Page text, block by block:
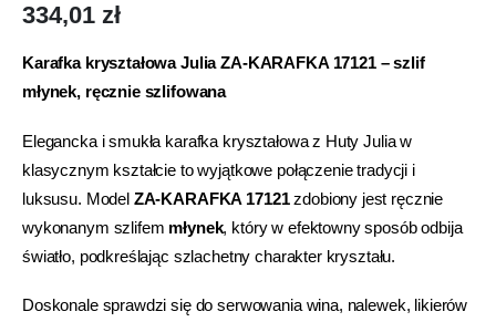
334,01 zł
Karafka kryształowa Julia ZA-KARAFKA 17121 – szlif
młynek, ręcznie szlifowana
Elegancka i smukła karafka kryształowa z Huty Julia w
klasycznym kształcie to wyjątkowe połączenie tradycji i
luksusu. Model ZA-KARAFKA 17121zdobiony jest ręcznie
wykonanym szlifem młynek, który w efektowny sposób odbija
światło, podkreślając szlachetny charakter kryształu.
Doskonale sprawdzi się do serwowania wina, nalewek, likierów